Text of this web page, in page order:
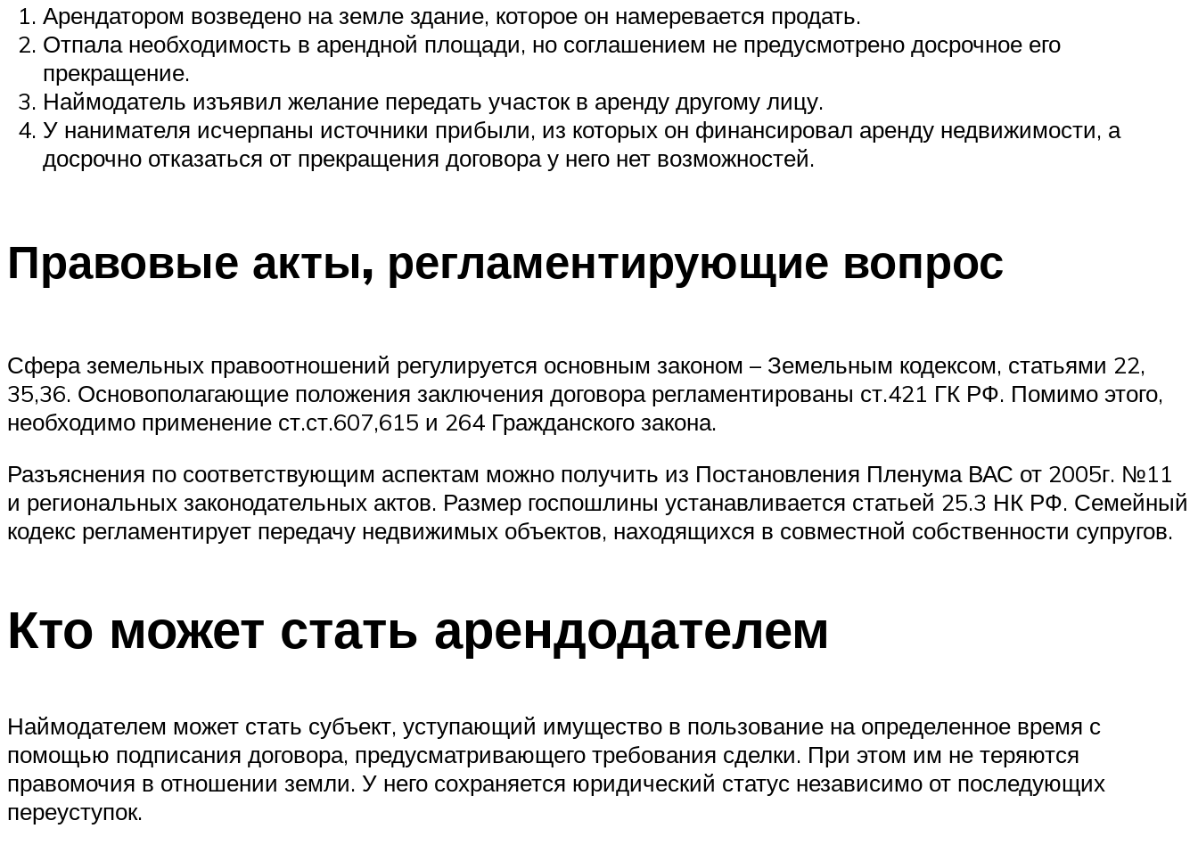
Арендатором возведено на земле здание, которое он намеревается продать.
Отпала необходимость в арендной площади, но соглашением не предусмотрено досрочное его
прекращение.
Наймодатель изъявил желание передать участок в аренду другому лицу.
У нанимателя исчерпаны источники прибыли, из которых он финансировал аренду недвижимости, а
досрочно отказаться от прекращения договора у него нет возможностей.
Правовые акты, регламентирующие вопрос
Сфера земельных правоотношений регулируется основным законом – Земельным кодексом, статьями 22,
35,36. Основополагающие положения заключения договора регламентированы ст.421 ГК РФ. Помимо этого,
необходимо применение ст.ст.607,615 и 264 Гражданского закона.
Разъяснения по соответствующим аспектам можно получить из Постановления Пленума ВАС от 2005г. №11
и региональных законодательных актов. Размер госпошлины устанавливается статьей 25.3 НК РФ. Семейный
кодекс регламентирует передачу недвижимых объектов, находящихся в совместной собственности супругов.
Кто может стать арендодателем
Наймодателем может стать субъект, уступающий имущество в пользование на определенное время с
помощью подписания договора, предусматривающего требования сделки. При этом им не теряются
правомочия в отношении земли. У него сохраняется юридический статус независимо от последующих
переуступок.